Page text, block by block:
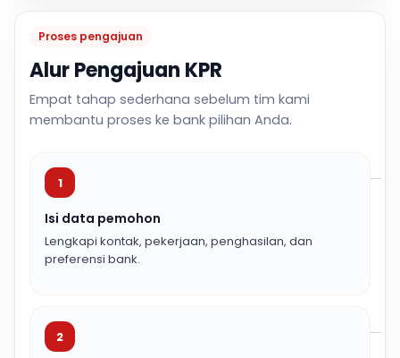
Proses pengajuan
Alur Pengajuan KPR
Empat tahap sederhana sebelum tim kami
membantu proses ke bank pilihan Anda.
1
Isi data pemohon
Lengkapi kontak, pekerjaan, penghasilan, dan
preferensi bank.
2